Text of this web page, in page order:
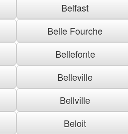
Belfast
Belle Fourche
Bellefonte
Belleville
Bellville
Beloit